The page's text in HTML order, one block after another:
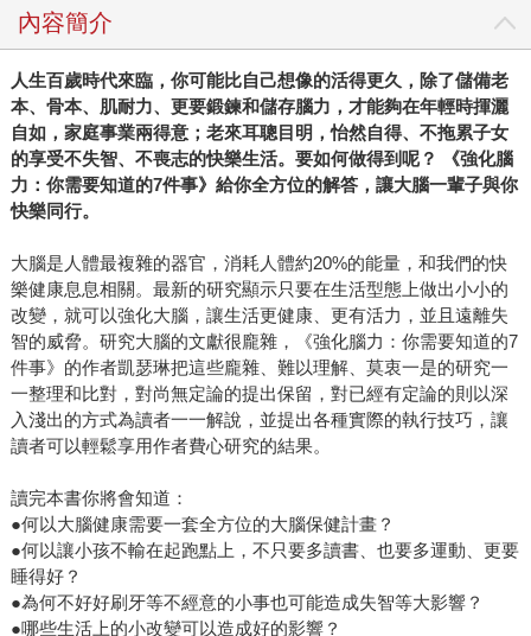
內容簡介
人生百歲時代來臨，你可能比自己想像的活得更久，除了儲備老
本、骨本、肌耐力、更要鍛鍊和儲存腦力，才能夠在年輕時揮灑
自如，家庭事業兩得意；老來耳聰目明，怡然自得、不拖累子女
的享受不失智、不喪志的快樂生活。要如何做得到呢？ 《強化腦
力：你需要知道的7件事》給你全方位的解答，讓大腦一輩子與你
快樂同行。
大腦是人體最複雜的器官，消耗人體約20%的能量，和我們的快
樂健康息息相關。最新的研究顯示只要在生活型態上做出小小的
改變，就可以強化大腦，讓生活更健康、更有活力，並且遠離失
智的威脅。研究大腦的文獻很龐雜，《強化腦力：你需要知道的7
件事》的作者凱瑟琳把這些龐雜、難以理解、莫衷一是的研究一
一整理和比對，對尚無定論的提出保留，對已經有定論的則以深
入淺出的方式為讀者一一解說，並提出各種實際的執行技巧，讓
讀者可以輕鬆享用作者費心研究的結果。
讀完本書你將會知道：
●何以大腦健康需要一套全方位的大腦保健計畫？
●何以讓小孩不輸在起跑點上，不只要多讀書、也要多運動、更要
睡得好？
●為何不好好刷牙等不經意的小事也可能造成失智等大影響？
●哪些生活上的小改變可以造成好的影響？